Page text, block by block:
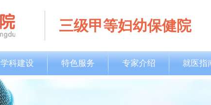
三级甲等妇幼保健院
学科建设 特色服务 专家介绍 就医指